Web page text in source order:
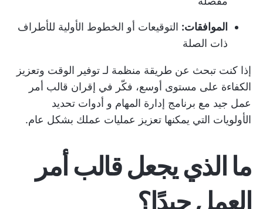
الموافقات: التوقيعات أو الخطوط الأولية للأطراف
ذات الصلة
إذا كنت تبحث عن طريقة منظمة لـ توفير الوقت وتعزيز
الكفاءة على مستوى أوسع، فكّر في إقران قالب أمر
عمل جيد مع برنامج إدارة المهام و أدوات تحديد
الأولويات التي يمكنها تعزيز عمليات عملك بشكل عام.
ما الذي يجعل قالب أمر
العمل جيدًا؟